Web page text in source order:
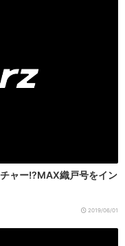
ャー!?MAX織戸号をイン
2019/06/01